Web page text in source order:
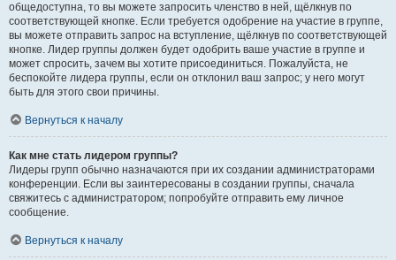
общедоступна, то вы можете запросить членство в ней, щёлкнув по
соответствующей кнопке. Если требуется одобрение на участие в группе,
вы можете отправить запрос на вступление, щёлкнув по соответствующей
кнопке. Лидер группы должен будет одобрить ваше участие в группе и
может спросить, зачем вы хотите присоединиться. Пожалуйста, не
беспокойте лидера группы, если он отклонил ваш запрос; у него могут
быть для этого свои причины.
Вернуться к началу
Как мне стать лидером группы?
Лидеры групп обычно назначаются при их создании администраторами
конференции. Если вы заинтересованы в создании группы, сначала
свяжитесь с администратором; попробуйте отправить ему личное
сообщение.
Вернуться к началу